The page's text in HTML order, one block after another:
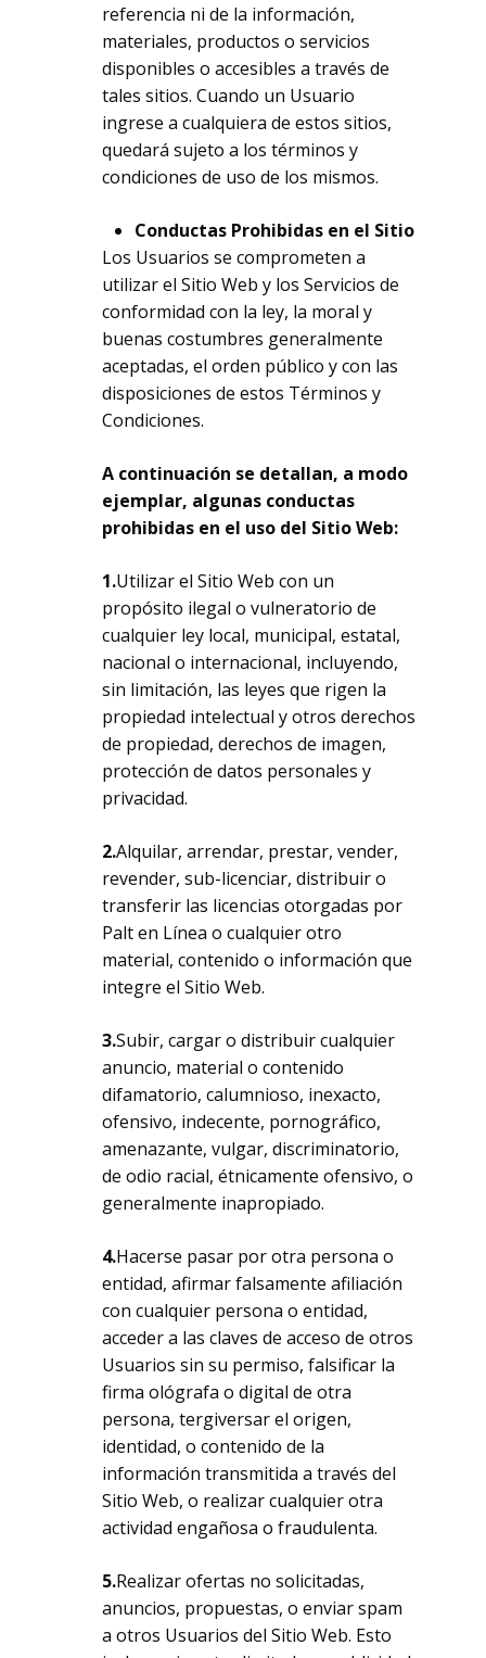
No hay productos
en el carrito.
referencia ni de la información,
materiales, productos o servicios
disponibles o accesibles a través de
tales sitios. Cuando un Usuario
ingrese a cualquiera de estos sitios,
quedará sujeto a los términos y
condiciones de uso de los mismos.
Conductas Prohibidas en el Sitio
Los Usuarios se comprometen a
utilizar el Sitio Web y los Servicios de
conformidad con la ley, la moral y
buenas costumbres generalmente
aceptadas, el orden público y con las
disposiciones de estos Términos y
Condiciones.
A continuación se detallan, a modo
ejemplar, algunas conductas
prohibidas en el uso del Sitio Web:
1.Utilizar el Sitio Web con un
propósito ilegal o vulneratorio de
cualquier ley local, municipal, estatal,
nacional o internacional, incluyendo,
sin limitación, las leyes que rigen la
propiedad intelectual y otros derechos
de propiedad, derechos de imagen,
protección de datos personales y
privacidad.
2.Alquilar, arrendar, prestar, vender,
revender, sub-licenciar, distribuir o
transferir las licencias otorgadas por
Palt en Línea o cualquier otro
material, contenido o información que
integre el Sitio Web.
3.Subir, cargar o distribuir cualquier
anuncio, material o contenido
difamatorio, calumnioso, inexacto,
ofensivo, indecente, pornográfico,
amenazante, vulgar, discriminatorio,
de odio racial, étnicamente ofensivo, o
generalmente inapropiado.
4.Hacerse pasar por otra persona o
entidad, afirmar falsamente afiliación
con cualquier persona o entidad,
acceder a las claves de acceso de otros
Usuarios sin su permiso, falsificar la
firma ológrafa o digital de otra
persona, tergiversar el origen,
identidad, o contenido de la
información transmitida a través del
Sitio Web, o realizar cualquier otra
actividad engañosa o fraudulenta.
5.Realizar ofertas no solicitadas,
anuncios, propuestas, o enviar spam
a otros Usuarios del Sitio Web. Esto